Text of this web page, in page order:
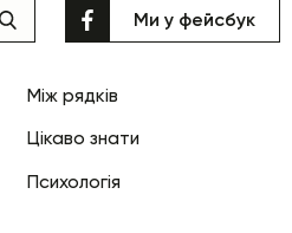
Між рядків
Цікаво знати
Психологія
Ми у фейсбук